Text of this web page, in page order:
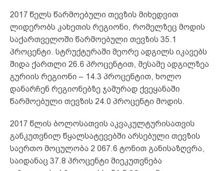
2017 წელს წარმოებული თევზის მიხედვით
ლიდერობს კახეთის რეგიონი, რომელზეც მოდის
საქართველოში წარმოებული თევზის 35.1
პროცენტი. სტრუქტურაში მეორე ადგილს იკავებს
შიდა ქართლი 26.6 პროცენტით, მესამე ადგილზეა
გურიის რეგიონი – 14.3 პროცენტით, ხოლო
დანარჩენ რეგიონებზე ჯამურად ქვეყანაში
წარმოებული თევზის 24.0 პროცენტი მოდის.
2017 წლის ბოლოსათვის აკვაკულტურისათვის
განკუთვნილ წყალსატევებში არსებული თევზის
საერთო მოცულობა 2 067.6 ტონით განისაზღვრა,
საიდანაც 37.8 პროცენტი მიეკუთვნება